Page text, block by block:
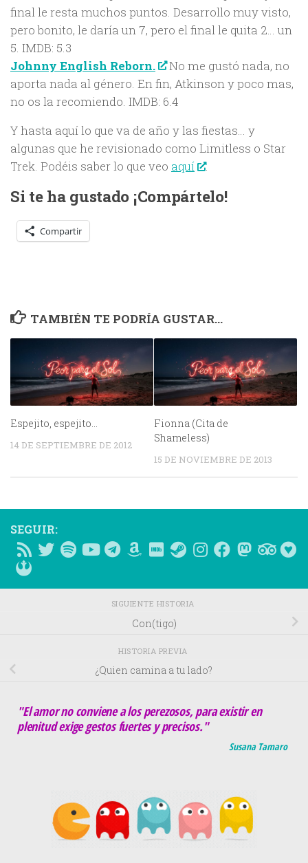
final le resta muchos puntos. Desarrollo muy visto,
pero bonito, le daría un 7, pero el final le quita 2… un
5. IMDB: 5.3
Johnny English Reborn.
No me gustó nada, no
aporta nada al género. En fin, Atkinson y poco mas,
no os la recomiendo. IMDB: 6.4
Y hasta aquí lo que va de año y las fiestas… y
algunas que he revisionado como Limitless o Star
Trek. Podéis saber lo que veo aquí .
Si te ha gustado ¡Compártelo!
Compartir
TAMBIÉN TE PODRÍA GUSTAR...
Espejito, espejito…
14 DE SEPTIEMBRE DE 2012
Fionna (Cita de
Shameless)
15 DE NOVIEMBRE DE 2013
SEGUIR:
SIGUIENTE HISTORIA
Con(tigo)
HISTORIA PREVIA
¿Quien camina a tu lado?
"El amor no conviene a los perezosos, para existir en
plenitud exige gestos fuertes y precisos."
Susana Tamaro